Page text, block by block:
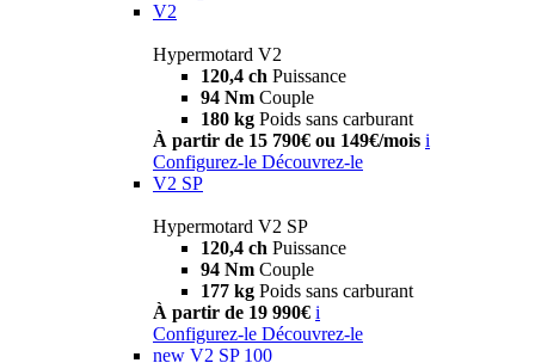
V2
Hypermotard V2
120,4 ch Puissance
94 Nm Couple
180 kg Poids sans carburant
À partir de 15 790€ ou 149€/mois i
Configurez-le Découvrez-le
V2 SP
Hypermotard V2 SP
120,4 ch Puissance
94 Nm Couple
177 kg Poids sans carburant
À partir de 19 990€ i
Configurez-le Découvrez-le
new V2 SP 100